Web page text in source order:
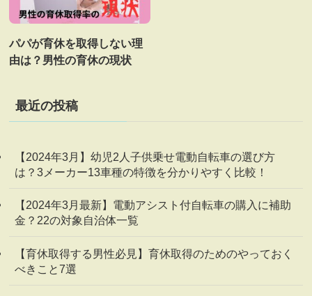
パパが育休を取得しない理
由は？男性の育休の現状
最近の投稿
【2024年3月】幼児2人子供乗せ電動自転車の選び方
は？3メーカー13車種の特徴を分かりやすく比較！
【2024年3月最新】電動アシスト付自転車の購入に補助
金？22の対象自治体一覧
【育休取得する男性必見】育休取得のためのやっておく
べきこと7選